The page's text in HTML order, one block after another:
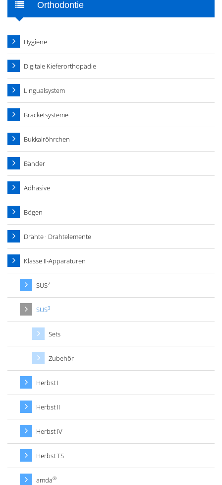
Orthodontie
Hygiene
Digitale Kieferorthopädie
Lingualsystem
Bracketsysteme
Bukkalröhrchen
Bänder
Adhäsive
Bögen
Drähte · Drahtelemente
Klasse II-Apparaturen
SUS2
SUS3
Sets
Zubehör
Herbst I
Herbst II
Herbst IV
Herbst TS
amda®